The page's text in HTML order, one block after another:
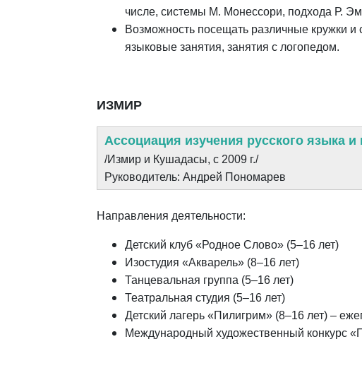
числе, системы М. Монессори, подхода Р.
Возможность посещать различные кружки
языковые занятия, занятия с логопедом.
ИЗМИР
Ассоциация изучения русского языка
/Измир и Кушадасы, с 2009 г./
Руководитель: Андрей Пономарев
Направления деятельности:
Детский клуб «Родное Слово» (5–16 лет)
Изостудия «Акварель» (8–16 лет)
Танцевальная группа (5–16 лет)
Театральная студия (5–16 лет)
Детский лагерь «Пилигрим» (8–16 лет) –
Международный художественный конкурс